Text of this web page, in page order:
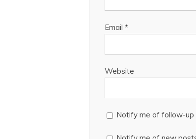
Email *
Website
Notify me of follow-up